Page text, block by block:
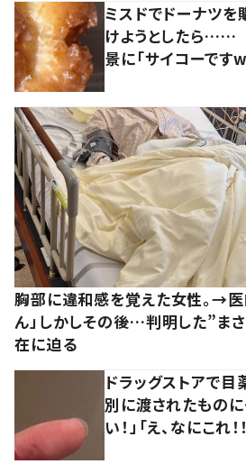
ミスドでドーナツ
けようとしたら
景に「サイコーです
胸部に違和感を覚えた女性。→医
ん」しかしその後…判明した”ま
在に迫る
ドラッグストアで
別に渡されたもの
い！」「え、なにこれ！